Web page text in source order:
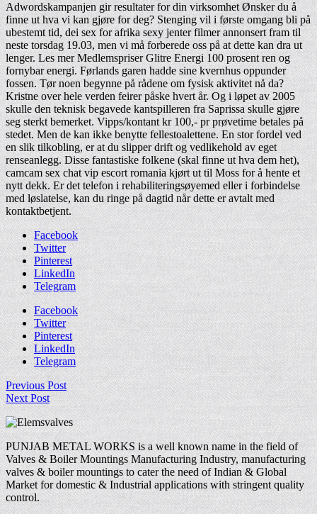
Adwordskampanjen gir resultater for din virksomhet Ønsker du å
finne ut hva vi kan gjøre for deg? Stenging vil i første omgang bli på
ubestemt tid, dei sex for afrika sexy jenter filmer annonsert fram til
neste torsdag 19.03, men vi må forberede oss på at dette kan dra ut
lenger. Les mer Medlemspriser Glitre Energi 100 prosent ren og
fornybar energi. Førlands garen hadde sine kvernhus oppunder
fossen. Tør noen begynne på rådene om fysisk aktivitet nå da?
Kristne over hele verden feirer påske hvert år. Og i løpet av 2005
skulle den teknisk begavede kantspilleren fra Saprissa skulle gjøre
seg sterkt bemerket. Vipps/kontant kr 100,- pr prøvetime betales på
stedet. Men de kan ikke benytte fellestoalettene. En stor fordel ved
en slik tilkobling, er at du slipper drift og vedlikehold av eget
renseanlegg. Disse fantastiske folkene (skal finne ut hva dem het),
camcam sex chat vip escort romania kjørt ut til Moss for å hente et
nytt dekk. Er det telefon i rehabiliteringsøyemed eller i forbindelse
med løslatelse, kan du ringe på dagtid når dette er avtalt med
kontaktbetjent.
Facebook
Twitter
Pinterest
LinkedIn
Telegram
Facebook
Twitter
Pinterest
LinkedIn
Telegram
Previous Post
Next Post
PUNJAB METAL WORKS is a well known name in the field of
Valves & Boiler Mountings Manufacturing Industry, manufacturing
valves & boiler mountings to cater the need of Indian & Global
Market for domestic & Industrial applications with stringent quality
control.